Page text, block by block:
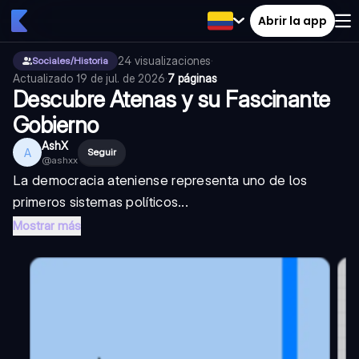
Abrir la app
Sociales/Historia 24 visualizaciones·
Actualizado 19 de jul. de 2026·7 páginas
Descubre Atenas y su Fascinante
Gobierno
A AshX
@ashxx
Seguir
La democracia ateniense representa uno de los
primeros sistemas políticos...
Mostrar más